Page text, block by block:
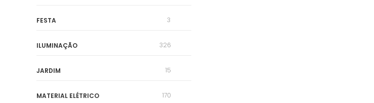
FESTA 3
ILUMINAÇÃO 326
JARDIM 15
MATERIAL ELÉTRICO 170